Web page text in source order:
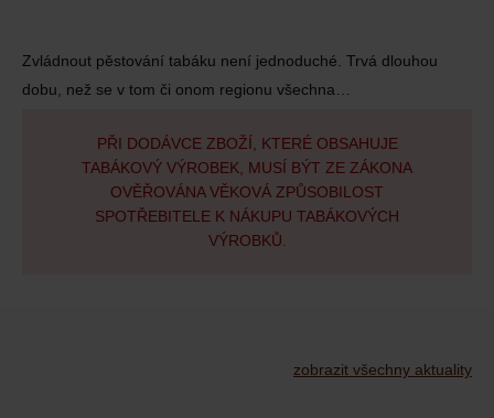
Zvládnout pěstování tabáku není jednoduché. Trvá dlouhou
dobu, než se v tom či onom regionu všechna…
PŘI DODÁVCE ZBOŽÍ, KTERÉ OBSAHUJE
TABÁKOVÝ VÝROBEK, MUSÍ BÝT ZE ZÁKONA
OVĚŘOVÁNA VĚKOVÁ ZPŮSOBILOST
SPOTŘEBITELE K NÁKUPU TABÁKOVÝCH
VÝROBKŮ.
zobrazit všechny aktuality